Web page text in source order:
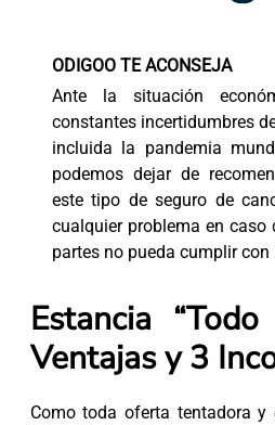
ODIGOO TE ACONSEJA
Ante la situación
constantes incertidumbres
incluida la pandemia
podemos dejar de
este tipo de seguro de
cualquier problema en caso
partes no pueda cumplir
Estancia
Ventajas y 3
Como toda oferta tentadora y